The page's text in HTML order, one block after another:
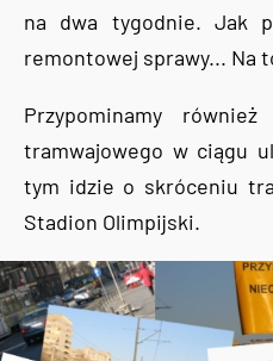
na dwa tygodnie. Jak
remontowej sprawy... Na
Przypominamy
tramwajowego w ciągu
tym idzie o skróceniu
Stadion Olimpijski.